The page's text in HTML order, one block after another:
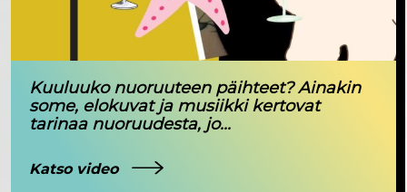
Kuuluuko nuoruuteen päihteet? Ainakin
some, elokuvat ja musiikki kertovat
tarinaa nuoruudesta, jo...
Katso video